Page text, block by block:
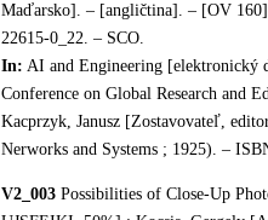
Maďarsko]. – [angličtina]. – [OV
22615-0_22. – SCO.
In: AI and Engineering [elektronický
Conference on Global Research and
Kacprzyk, Janusz [Zostavovateľ,
Nerworks and Systems ; 1925). –
V2_003Possibilities of Close-Up